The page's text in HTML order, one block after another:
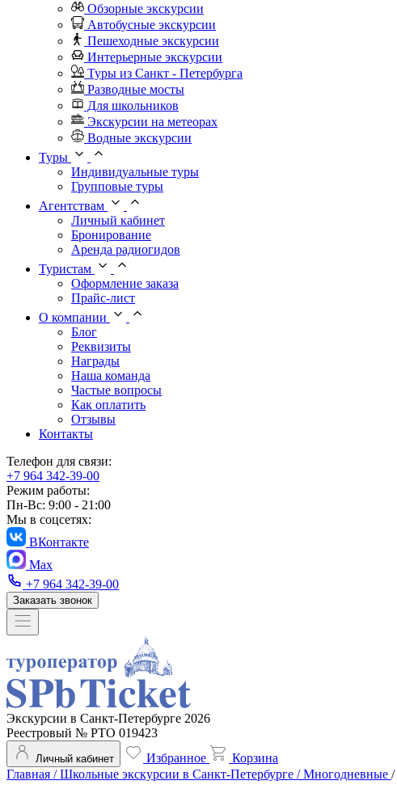
Обзорные экскурсии
Автобусные экскурсии
Пешеходные экскурсии
Интерьерные экскурсии
Туры из Санкт - Петербурга
Разводные мосты
Для школьников
Экскурсии на метеорах
Водные экскурсии
Туры
Индивидуальные туры
Групповые туры
Агентствам
Личный кабинет
Бронирование
Аренда радиогидов
Туристам
Оформление заказа
Прайс-лист
О компании
Блог
Реквизиты
Награды
Наша команда
Частые вопросы
Как оплатить
Отзывы
Контакты
Телефон для связи:
+7 964 342-39-00
Режим работы:
Пн-Вс: 9:00 - 21:00
Мы в соцсетях:
ВКонтакте
Max
+7 964 342-39-00
Заказать звонок
Экскурсии в Санкт-Петербурге 2026
Реестровый № РТО 019423
Личный кабинет Избранное
Корзина
Главная /Школьные экскурсии в Санкт-Петербурге /Многодневные /